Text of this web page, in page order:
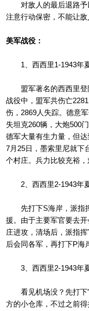
对敌人的最后退路予
注意行动保密，不能让
美军战役：
1、西西里1-1943年
盟军著名的西西里登
战役中，盟军共伤亡
伤，2869人失踪。德意
失坦克260辆，大炮500
德军大量有生力量，但
7月25日，墨索里尼就下
个村庄。兵力比较充裕，
2、西西里2-1943年
先打下S海岸，派指
援。由于主要军官要去
庄进攻，清场后，派指
后会同各军，再打下P海
3、西西里2-1943年
看见机场没？先打下
方的小仓库，不过之前